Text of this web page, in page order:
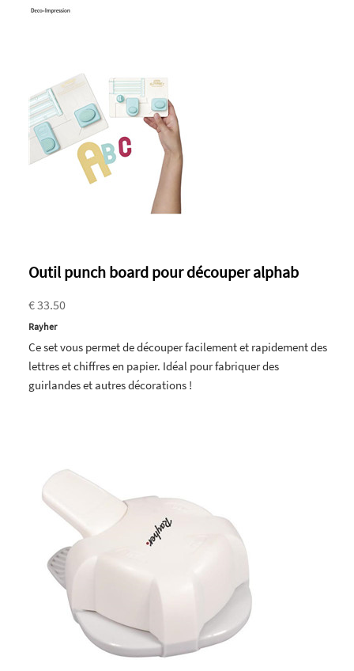
Outil punch board pour découper alphab
€ 33.50
Rayher
Ce set vous permet de découper facilement et rapidement des
lettres et chiffres en papier. Idéal pour fabriquer des
guirlandes et autres décorations !